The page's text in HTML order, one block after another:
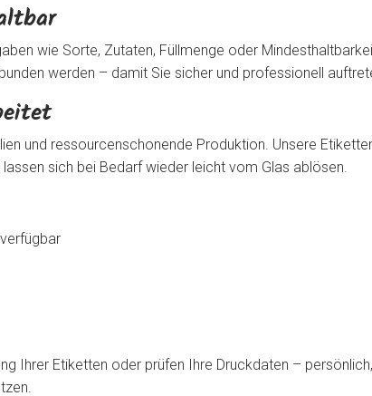
wie Sorte, Zutaten, Füllmenge oder
werden – damit Sie sicher und professionell
und ressourcenschonende Produktion. Unsere
sich bei Bedarf wieder leicht vom Glas ablösen.
Ihrer Etiketten oder prüfen Ihre Druckdaten –